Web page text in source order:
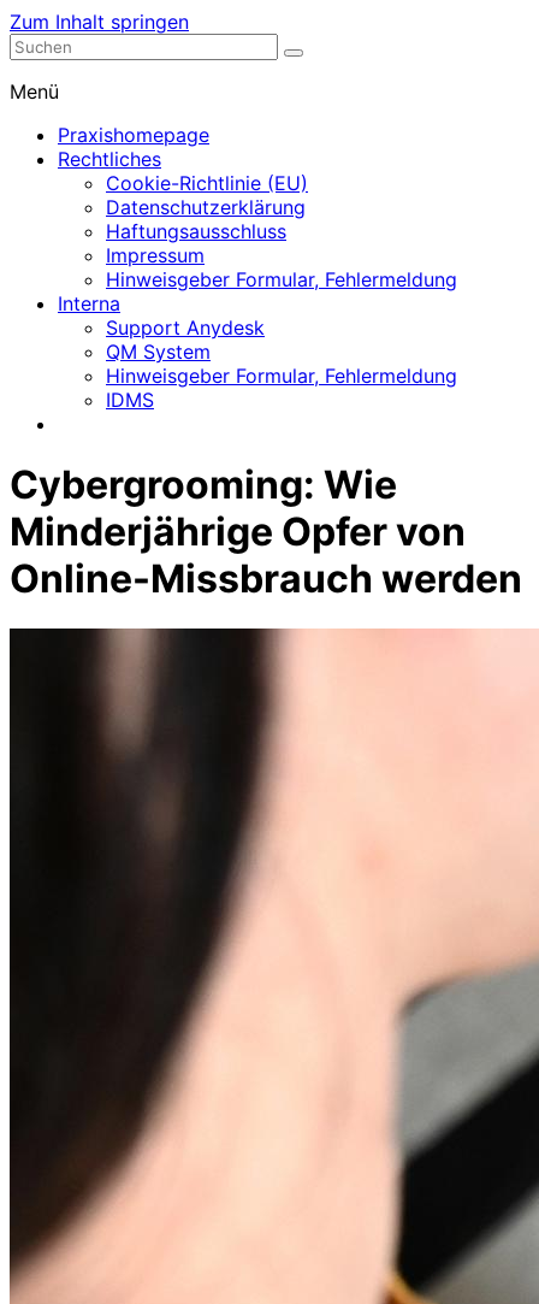
Zum Inhalt springen
Nephrologische Praxis mit Dialyse
Menü
Praxishomepage
Rechtliches
Cookie-Richtlinie (EU)
Datenschutzerklärung
Haftungsausschluss
Impressum
Hinweisgeber Formular, Fehlermeldung
Interna
Support Anydesk
QM System
Hinweisgeber Formular, Fehlermeldung
IDMS
Cybergrooming: Wie
Minderjährige Opfer von
Online-Missbrauch werden